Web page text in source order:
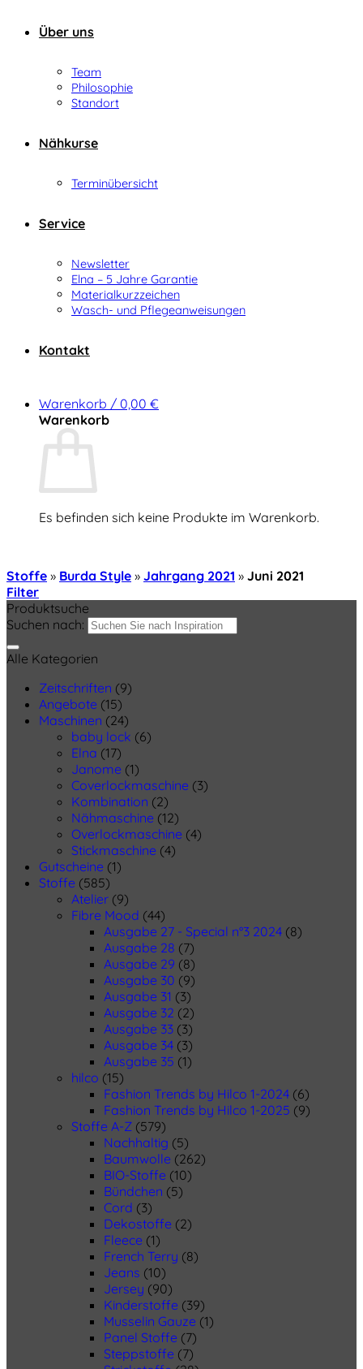
Über uns
Team
Philosophie
Standort
Nähkurse
Terminübersicht
Service
Newsletter
Elna – 5 Jahre Garantie
Materialkurzzeichen
Wasch- und Pflegeanweisungen
Kontakt
Warenkorb / 0,00 €
Warenkorb
Es befinden sich keine Produkte im Warenkorb.
Stoffe » Burda Style » Jahrgang 2021 » Juni 2021
Filter
Produktsuche
Suchen nach:
Alle Kategorien
Zeitschriften (9)
Angebote (15)
Maschinen (24)
baby lock (6)
Elna (17)
Janome (1)
Coverlockmaschine (3)
Kombination (2)
Nähmaschine (12)
Overlockmaschine (4)
Stickmaschine (4)
Gutscheine (1)
Stoffe (585)
Atelier (9)
Fibre Mood (44)
Ausgabe 27 - Special n°3 2024 (8)
Ausgabe 28 (7)
Ausgabe 29 (8)
Ausgabe 30 (9)
Ausgabe 31 (3)
Ausgabe 32 (2)
Ausgabe 33 (3)
Ausgabe 34 (3)
Ausgabe 35 (1)
hilco (15)
Fashion Trends by Hilco 1-2024 (6)
Fashion Trends by Hilco 1-2025 (9)
Stoffe A-Z (579)
Nachhaltig (5)
Baumwolle (262)
BIO-Stoffe (10)
Bündchen (5)
Cord (3)
Dekostoffe (2)
Fleece (1)
French Terry (8)
Jeans (10)
Jersey (90)
Kinderstoffe (39)
Musselin Gauze (1)
Panel Stoffe (7)
Steppstoffe (7)